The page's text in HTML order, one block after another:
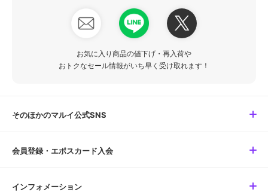
お気に入り商品の値下げ・再入荷や
おトクなセール情報がいち早く受け取れます！
そのほかのマルイ公式SNS
会員登録・エポスカード入会
インフォメーション